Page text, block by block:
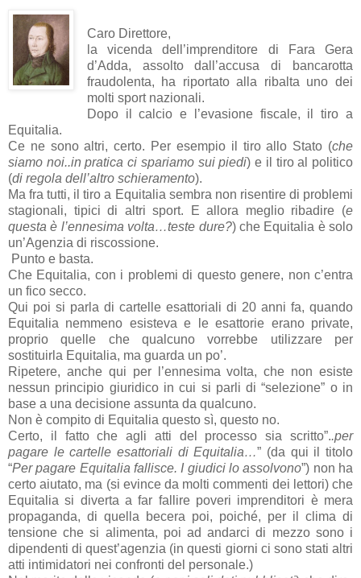
Caro Direttore,
la vicenda dell’imprenditore di Fara Gera
d’Adda, assolto dall’accusa di bancarotta
fraudolenta, ha riportato alla ribalta uno dei
molti sport nazionali.
Dopo il calcio e l’evasione fiscale, il tiro a
Equitalia.
Ce ne sono altri, certo. Per esempio il tiro allo Stato (che
siamo noi..in pratica ci spariamo sui piedi) e il tiro al politico
(di regola dell’altro schieramento).
Ma fra tutti, il tiro a Equitalia sembra non risentire di problemi
stagionali, tipici di altri sport. E allora meglio ribadire (e
questa è l’ennesima volta…teste dure?) che Equitalia è solo
un’Agenzia di riscossione.
Punto e basta.
Che Equitalia, con i problemi di questo genere, non c’entra
un fico secco.
Qui poi si parla di cartelle esattoriali di 20 anni fa, quando
Equitalia nemmeno esisteva e le esattorie erano private,
proprio quelle che qualcuno vorrebbe utilizzare per
sostituirla Equitalia, ma guarda un po’.
Ripetere, anche qui per l’ennesima volta, che non esiste
nessun principio giuridico in cui si parli di “selezione” o in
base a una decisione assunta da qualcuno.
Non è compito di Equitalia questo sì, questo no.
Certo, il fatto che agli atti del processo sia scritto”..per
pagare le cartelle esattoriali di Equitalia…” (da qui il titolo
“Per pagare Equitalia fallisce. I giudici lo assolvono”) non ha
certo aiutato, ma (si evince da molti commenti dei lettori) che
Equitalia si diverta a far fallire poveri imprenditori è mera
propaganda, di quella becera poi, poiché, per il clima di
tensione che si alimenta, poi ad andarci di mezzo sono i
dipendenti di quest’agenzia (in questi giorni ci sono stati altri
atti intimidatori nei confronti del personale.)